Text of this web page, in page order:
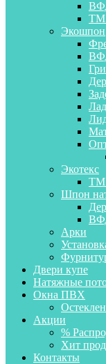
ТМ
Экошпон
Экотекс
ТМ
Шпон
Арки
Двери купе
Натяжные
Окна ПВХ
Акции
%
Хит
Контакты